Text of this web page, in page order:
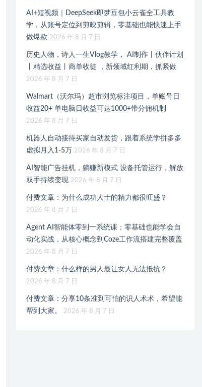
AI+短视频｜DeepSeek即梦豆包小云雀全工具教
学，从账号定位到剪映剪辑，零基础也能快速上手
做爆款 2026 年 8 月 7 日
历史人物，诗人一生Vlog教学， AI制作丨伙伴计划
丨精选收益丨商单收徒 ，新领域红利期，抓紧做
2026 年 8 月 7 日
Walmart（沃尔玛）超市浏览标注项目，单账号日
收益20+ 单电脑日收益可达1000+带分佣机制
2026 年 8 月 7 日
机器人自动接待买家自动发货，跟着系统学拼多多
虚拟月入1-5万 2026 年 8 月 7 日
AI智能广告挂机，躺赚新模式 设备托管运行，解放
双手持续变现 2026 年 8 月 7 日
付费文章：为什么成功人士的精力都很旺盛？
2026 年 8 月 7 日
Agent AI智能体零到一系统课；零基础也能学会自
动化实战，从核心概念到Coze工作流搭建完整覆盖
2026 年 8 月 7 日
付费文章：什么样的男人最让女人无法抵抗？
2026 年 8 月 7 日
付费文章：分享10条准到可怕的识人术术，希望能
帮到大家。
2026 年 8 月 7 日